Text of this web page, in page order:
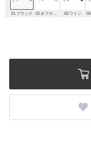
01.ブラック 03.ワイン